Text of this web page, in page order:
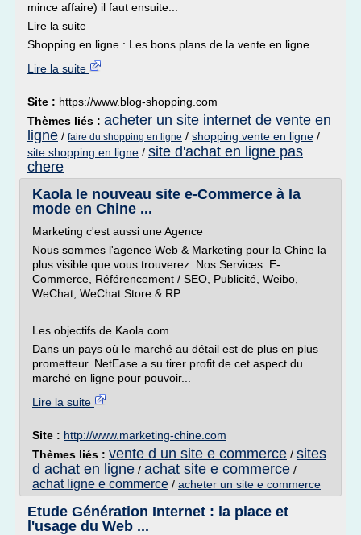
mince affaire) il faut ensuite...
Lire la suite
Shopping en ligne : Les bons plans de la vente en ligne...
Lire la suite
Site : https://www.blog-shopping.com
Thèmes liés : acheter un site internet de vente en
ligne / faire du shopping en ligne / shopping vente en ligne /
site shopping en ligne / site d'achat en ligne pas
chere
Kaola le nouveau site e-Commerce à la
mode en Chine ...
Marketing c'est aussi une Agence
Nous sommes l'agence Web & Marketing pour la Chine la
plus visible que vous trouverez. Nos Services: E-
Commerce, Référencement / SEO, Publicité, Weibo,
WeChat, WeChat Store & RP..
Les objectifs de Kaola.com
Dans un pays où le marché au détail est de plus en plus
prometteur. NetEase a su tirer profit de cet aspect du
marché en ligne pour pouvoir...
Lire la suite
Site : http://www.marketing-chine.com
Thèmes liés : vente d un site e commerce / sites
d achat en ligne / achat site e commerce /
achat ligne e commerce / acheter un site e commerce
Etude Génération Internet : la place et
l'usage du Web ...